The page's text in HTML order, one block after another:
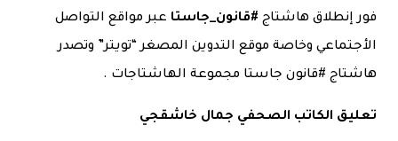
فور إنطلاق هاشتاج #قانون_جاستا عبر مواقع التواصل
الأجتماعي وخاصة موقع التدوين المصغر “تويتر” وتصدر
هاشتاج #قانون جاستا مجموعة الهاشتاجات .
تعليق الكاتب الصحفي جمال خاشقجي